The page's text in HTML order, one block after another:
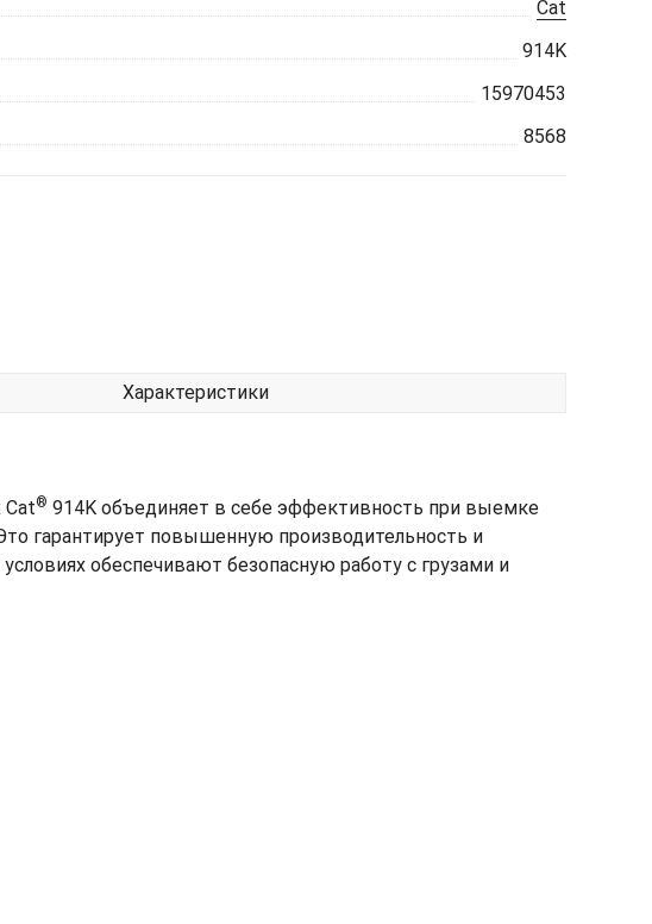
Cat
914K
15970453
8568
Характеристики
® 914K объединяет в себе эффективность при выемке
гарантирует повышенную производительность и
обеспечивают безопасную работу с грузами и